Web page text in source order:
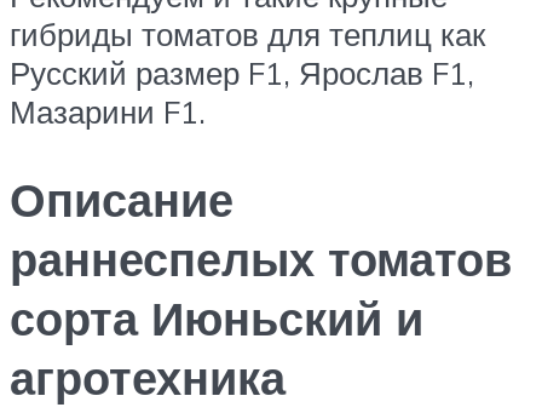
гибриды томатов для теплиц как
Русский размер F1, Ярослав F1,
Мазарини F1.
Описание
раннеспелых томатов
сорта Июньский и
агротехника